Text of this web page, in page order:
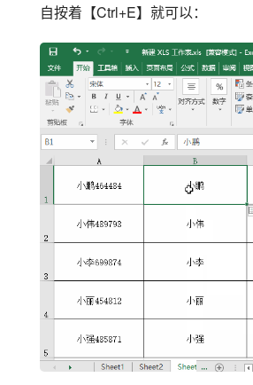
自按着【Ctrl+E】就可以：